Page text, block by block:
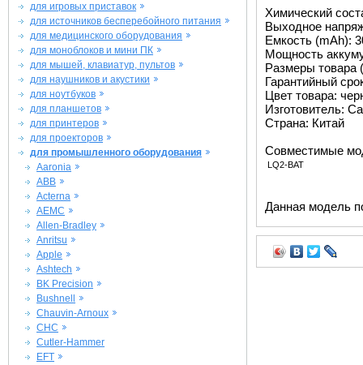
для игровых приставок
для источников бесперебойного питания
для медицинского оборудования
для моноблоков и мини ПК
для мышей, клавиатур, пультов
для наушников и акустики
для ноутбуков
для планшетов
для принтеров
для проекторов
для промышленного оборудования
Aaronia
ABB
Acterna
AEMC
Allen-Bradley
Anritsu
Apple
Ashtech
BK Precision
Bushnell
Chauvin-Arnoux
CHC
Cutler-Hammer
EFT
Химический
Выходное
Емкость (mAh):
Мощность
Размеры товара
Гарантийный
Цвет товара:
Изготовитель:
Страна: Китай
Совместимые
LQ2-BAT
Данная модель